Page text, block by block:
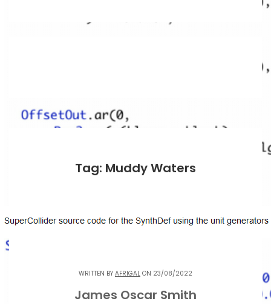
Tag: Muddy Waters
WRITTEN BY AFRIGAL ON 23/08/2022
James Oscar Smith